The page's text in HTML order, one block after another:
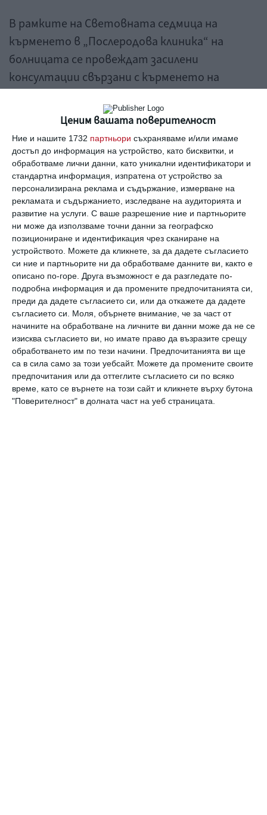
Ценим вашата поверителност
Ние и нашите 1732 партньори съхраняваме и/или имаме
достъп до информация на устройство, като бисквитки, и
обработваме лични данни, като уникални идентификатори и
стандартна информация, изпратена от устройство за
персонализирана реклама и съдържание, измерване на
рекламата и съдържанието, изследване на аудиторията и
развитие на услуги. С ваше разрешение ние и партньорите
ни може да използваме точни данни за географско
позициониране и идентификация чрез сканиране на
устройството. Можете да кликнете, за да дадете съгласието
си ние и партньорите ни да обработваме данните ви, както е
описано по-горе. Друга възможност е да разгледате по-
подробна информация и да промените предпочитанията си,
преди да дадете съгласието си, или да откажете да дадете
съгласието си.
Моля, обърнете внимание, че за част от
начините на обработване на личните ви данни може да не се
изисква съгласието ви, но имате право да възразите срещу
обработването им по тези начини. Предпочитанията ви ще
са в сила само за този уебсайт. Можете да промените своите
предпочитания или да оттеглите съгласието си по всяко
време, като се върнете на този сайт и кликнете върху бутона
"Поверителност" в долната част на уеб страницата.
В рамките на Световната седмица на
кърменето в „Послеродова клиника“ на
болницата се провеждат засилени
консултации свързани с кърменето на
проследяване на бременност се
осигуряват информационни материали по
темата.
На специалната страница на кампанията
www.nadezhda.bg/info/karmeneса публикувани полезни
видео материали и статии, които имат за цел да
подпомогнат родителите в периода на кърменето.
майкикърменелекции
Здраве
Започна Световната седмица на кърменето
Бременност и раждане
Лична изповед: Кърменето е много трудно
Здраве
5 трика, които улесняват кърменето